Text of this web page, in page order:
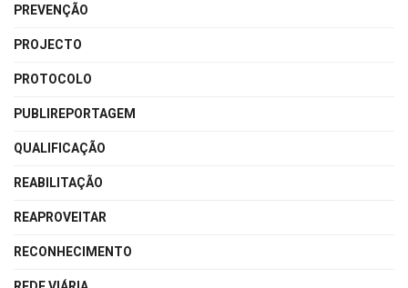
PREVENÇÃO
PROJECTO
PROTOCOLO
PUBLIREPORTAGEM
QUALIFICAÇÃO
REABILITAÇÃO
REAPROVEITAR
RECONHECIMENTO